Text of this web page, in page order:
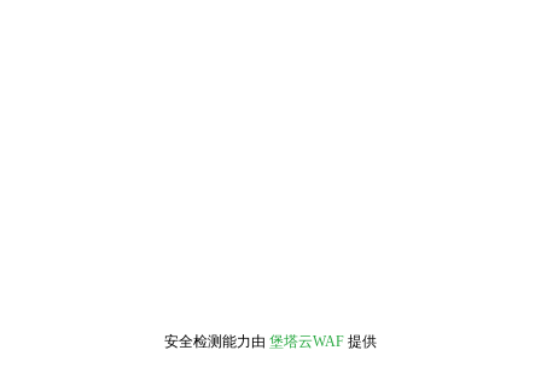
安全检测能力由 堡塔云WAF 提供